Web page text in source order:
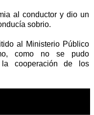
al conductor y dio un
sobrio.
al Ministerio Público
como no se pudo
cooperación de los